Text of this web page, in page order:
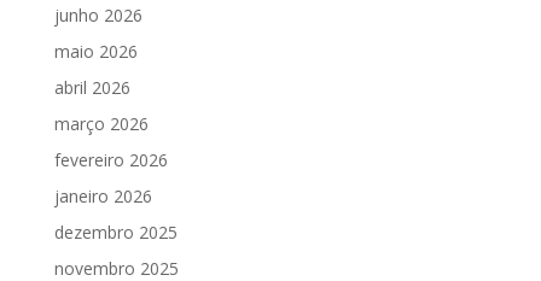
junho 2026
maio 2026
abril 2026
março 2026
fevereiro 2026
janeiro 2026
dezembro 2025
novembro 2025